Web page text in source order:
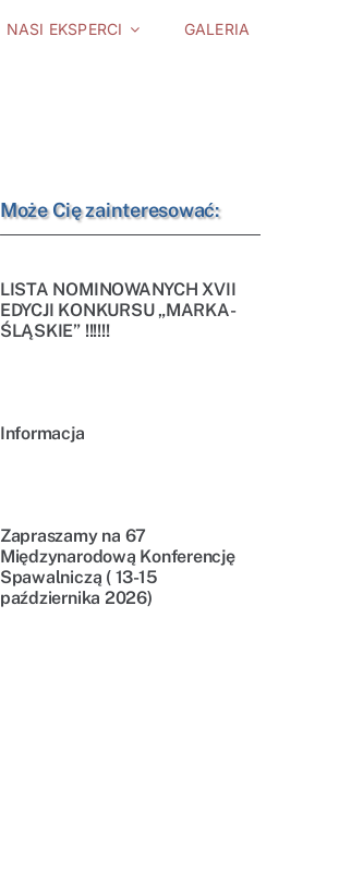
NASI EKSPERCI GALERIA
Może Cię zainteresować:
LISTA NOMINOWANYCH XVII
EDYCJI KONKURSU „MARKA-
ŚLĄSKIE” !!!!!!
Informacja
Zapraszamy na 67
Międzynarodową Konferencję
Spawalniczą ( 13-15
października 2026)